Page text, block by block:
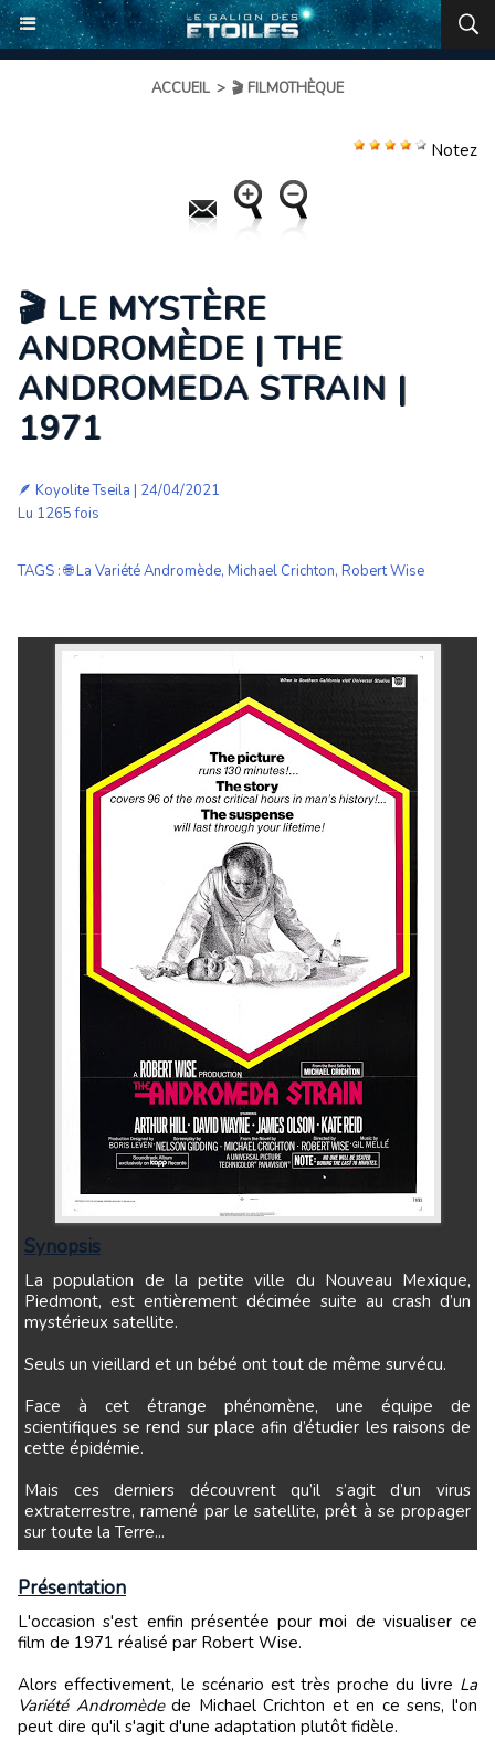
ACCUEIL > 🎬 FILMOTHÈQUE
Notez
🎬 LE MYSTÈRE
ANDROMÈDE | THE
ANDROMEDA STRAIN |
1971
🪶 Koyolite Tseila | 24/04/2021
Lu 1265 fois
TAGS :🌐 La Variété Andromède, Michael Crichton, Robert Wise
Synopsis
La population de la petite ville du Nouveau Mexique,
Piedmont, est entièrement décimée suite au crash d’un
mystérieux satellite.
Seuls un vieillard et un bébé ont tout de même survécu.
Face à cet étrange phénomène, une équipe de
scientifiques se rend sur place afin d’étudier les raisons de
cette épidémie.
Mais ces derniers découvrent qu’il s’agit d’un virus
extraterrestre, ramené par le satellite, prêt à se propager
sur toute la Terre...
Présentation
L'occasion s'est enfin présentée pour moi de visualiser ce
film de 1971 réalisé par Robert Wise.
Alors effectivement, le scénario est très proche du livre La
Variété Andromèdede Michael Crichton et en ce sens, l'on
peut dire qu'il s'agit d'une adaptation plutôt fidèle.